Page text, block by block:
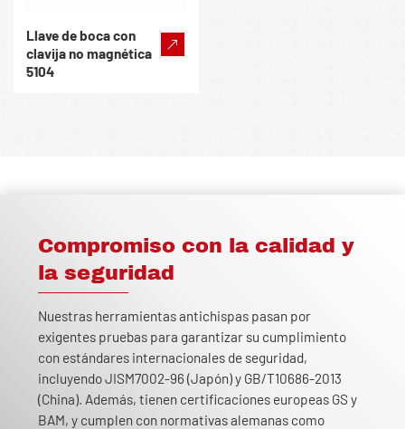
Llave de boca con
clavija no magnética
5104
Compromiso con la calidad y
la seguridad
Nuestras herramientas antichispas pasan por
exigentes pruebas para garantizar su cumplimiento
con estándares internacionales de seguridad,
incluyendo JISM7002-96 (Japón) y GB/T10686-2013
(China). Además, tienen certificaciones europeas GS y
BAM, y cumplen con normativas alemanas como